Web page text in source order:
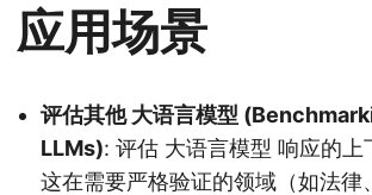
应用场景
评估其他 大语言模型
LLMs): 评估 大语言模型 响应的上
这在需要严格验证的领域（如法律